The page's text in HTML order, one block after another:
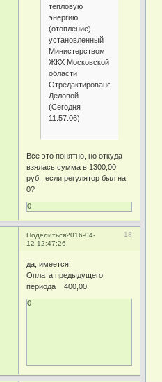
тепловую
энергию
(отопление),
установленный
Министерством
ЖКХ Московской
области
Отредактировано
Деловой
(Сегодня
11:57:06)
Все это понятно, но откуда
взялась сумма в 1300,00
руб., если регулятор был на
0?
0
Поделиться 18
2016-04-
12 12:47:26
да, имеется:
Оплата предыдущего
периода 400,00
0